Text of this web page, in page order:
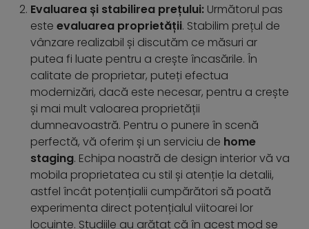
Evaluarea și stabilirea prețului: Următorul pas
este evaluarea proprietății. Stabilim prețul de
vânzare realizabil și discutăm ce măsuri ar
putea fi luate pentru a crește încasările. În
calitate de proprietar, puteți efectua
modernizări, dacă este necesar, pentru a crește
și mai mult valoarea proprietății
dumneavoastră. Pentru o punere în scenă
perfectă, vă oferim și un serviciu de home
staging. Echipa noastră de design interior vă va
mobila proprietatea cu stil și atenție la detalii,
astfel încât potențialii cumpărători să poată
experimenta direct potențialul viitoarei lor
locuințe. Studiile au arătat că în acest mod se